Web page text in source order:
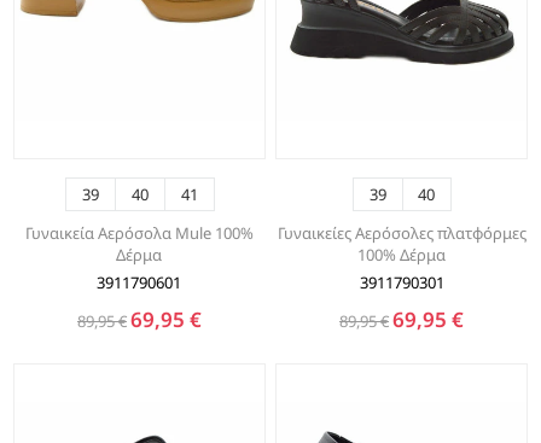
39 40
41
Γυναικεία Αερόσολα Mule 100%
Δέρμα
3911790601
89,95 €69,95 €
39
40
Γυναικείες Αερόσολες πλατφόρμες
100% Δέρμα
3911790301
89,95 €69,95 €